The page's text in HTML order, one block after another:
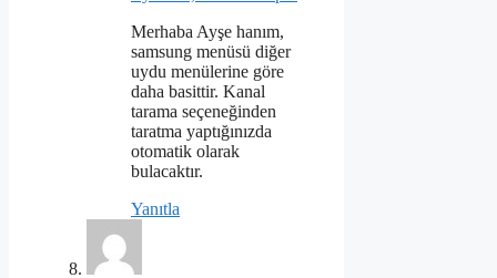
Merhaba Ayşe hanım,
samsung menüsü diğer
uydu menülerine göre
daha basittir. Kanal
tarama seçeneğinden
taratma yaptığınızda
otomatik olarak
bulacaktır.
Yanıtla